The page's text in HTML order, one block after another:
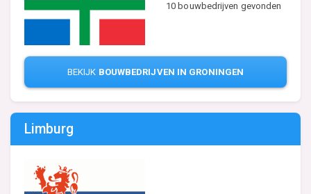
10 bouwbedrijven gevonden
BEKIJK BOUWBEDRIJVEN IN GRONINGEN
Limburg